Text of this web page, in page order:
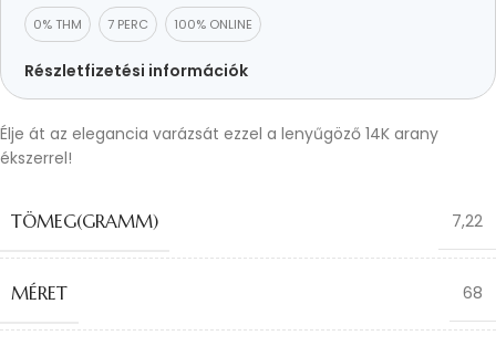
0% THM 7 PERC 100% ONLINE
Részletfizetési információk
Élje át az elegancia varázsát ezzel a lenyűgöző 14K arany
ékszerrel!
TÖMEG(GRAMM) 7,22
MÉRET 68